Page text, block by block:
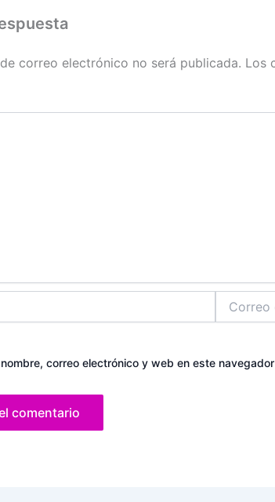
correo electrónico no será publicada. Los
correo electrónico y web en este